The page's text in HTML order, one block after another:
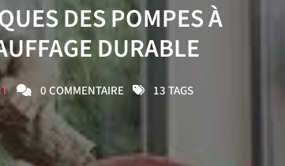
DES POMPES À
DURABLE
0 COMMENTAIRE 13 TAGS